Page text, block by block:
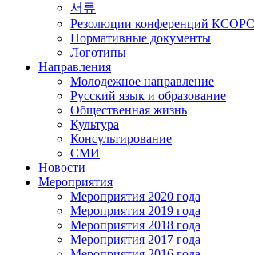
서류
Резолюции конференций КСОРС
Нормативные документы
Логотипы
Направления
Молодежное направление
Русский язык и образование
Общественная жизнь
Культура
Консультирование
СМИ
Новости
Мероприятия
Мероприятия 2020 года
Мероприятия 2019 года
Мероприятия 2018 годa
Мероприятия 2017 года